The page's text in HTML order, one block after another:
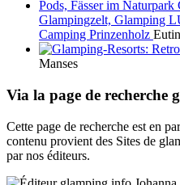
Glampingzelt, Glamping
Camping Prinzenholz Eutin
Manses
Via la page de recherche
Cette page de recherche est en
contenu provient des Sites de
par nos éditeurs.